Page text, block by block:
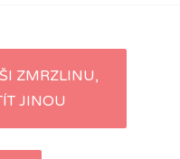
ZMRZLINU,
JINOU